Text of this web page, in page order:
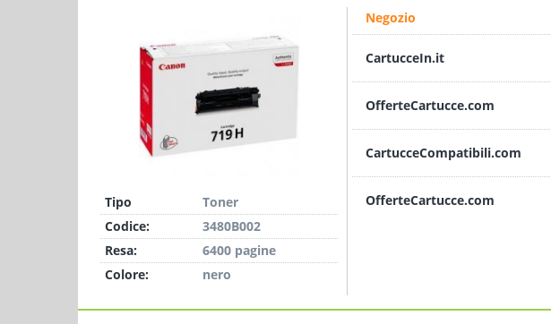
Tipo
Toner
Codice:
3480B002
Resa:
6400 pagine
Colore:
nero
Negozio
CartucceIn.it
OfferteCartucce.com
CartucceCompatibili.com
OfferteCartucce.com